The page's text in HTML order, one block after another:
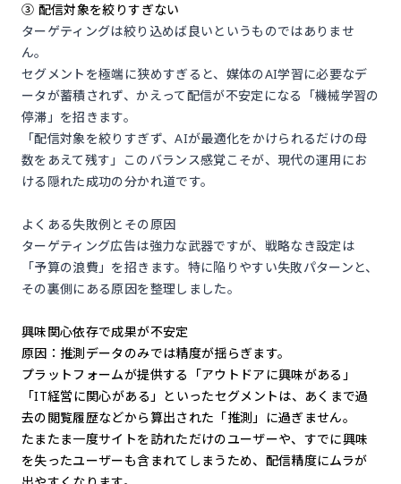
③ 配信対象を絞りすぎない
ターゲティングは絞り込めば良いというものではありませ
ん。
セグメントを極端に狭めすぎると、媒体のAI学習に必要なデ
ータが蓄積されず、かえって配信が不安定になる「機械学習の
停滞」を招きます。
「配信対象を絞りすぎず、AIが最適化をかけられるだけの母
数をあえて残す」このバランス感覚こそが、現代の運用にお
ける隠れた成功の分かれ道です。
よくある失敗例とその原因
ターゲティング広告は強力な武器ですが、戦略なき設定は
「予算の浪費」を招きます。特に陥りやすい失敗パターンと、
その裏側にある原因を整理しました。
興味関心依存で成果が不安定
原因：推測データのみでは精度が揺らぎます。
プラットフォームが提供する「アウトドアに興味がある」
「IT経営に関心がある」といったセグメントは、あくまで過
去の閲覧履歴などから算出された「推測」に過ぎません。
たまたま一度サイトを訪れただけのユーザーや、すでに興味
を失ったユーザーも含まれてしまうため、配信精度にムラが